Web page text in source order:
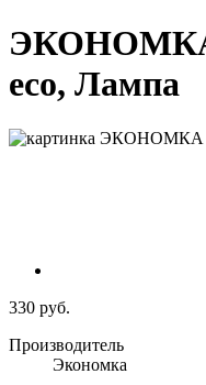
ЭКОНОМКА
eco, Лампа
330 руб.
Производитель
Экономка